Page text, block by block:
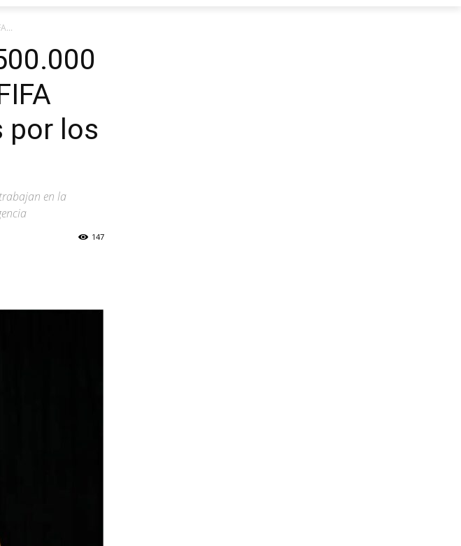
por los
en la
147